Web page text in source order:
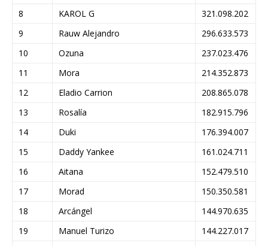
8
KAROL G
321.098.202
9
Rauw Alejandro
296.633.573
10
Ozuna
237.023.476
11
Mora
214.352.873
12
Eladio Carrion
208.865.078
13
Rosalía
182.915.796
14
Duki
176.394.007
15
Daddy Yankee
161.024.711
16
Aitana
152.479.510
17
Morad
150.350.581
18
Arcángel
144.970.635
19
Manuel Turizo
144.227.017